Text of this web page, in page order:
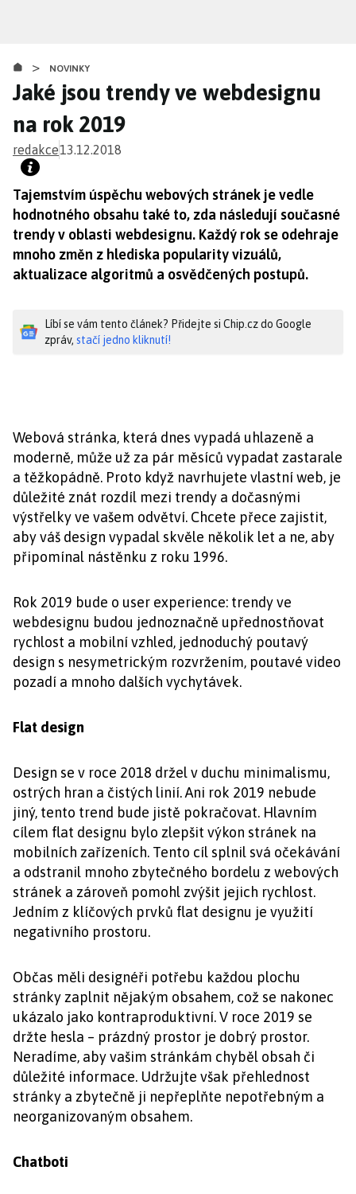
obsahu
> NOVINKY
Jaké jsou trendy ve webdesignu
na rok 2019
redakce13.12.2018
Tajemstvím úspěchu webových stránek je vedle
hodnotného obsahu také to, zda následují současné
trendy v oblasti webdesignu. Každý rok se odehraje
mnoho změn z hlediska popularity vizuálů,
aktualizace algoritmů a osvědčených postupů.
Líbí se vám tento článek? Přidejte si Chip.cz do Google
zpráv, stačí jedno kliknutí!
Webová stránka, která dnes vypadá uhlazeně a
moderně, může už za pár měsíců vypadat zastarale
a těžkopádně. Proto když navrhujete vlastní web, je
důležité znát rozdíl mezi trendy a dočasnými
výstřelky ve vašem odvětví. Chcete přece zajistit,
aby váš design vypadal skvěle několik let a ne, aby
připomínal nástěnku z roku 1996.
Rok 2019 bude o user experience: trendy ve
webdesignu budou jednoznačně upřednostňovat
rychlost a mobilní vzhled, jednoduchý poutavý
design s nesymetrickým rozvržením, poutavé video
pozadí a mnoho dalších vychytávek.
Flat design
Design se v roce 2018 držel v duchu minimalismu,
ostrých hran a čistých linií. Ani rok 2019 nebude
jiný, tento trend bude jistě pokračovat. Hlavním
cílem flat designu bylo zlepšit výkon stránek na
mobilních zařízeních. Tento cíl splnil svá očekávání
a odstranil mnoho zbytečného bordelu z webových
stránek a zároveň pomohl zvýšit jejich rychlost.
Jedním z klíčových prvků flat designu je využití
negativního prostoru.
Občas měli designéři potřebu každou plochu
stránky zaplnit nějakým obsahem, což se nakonec
ukázalo jako kontraproduktivní. V roce 2019 se
držte hesla – prázdný prostor je dobrý prostor.
Neradíme, aby vašim stránkám chyběl obsah či
důležité informace. Udržujte však přehlednost
stránky a zbytečně ji nepřeplňte nepotřebným a
neorganizovaným obsahem.
Chatboti